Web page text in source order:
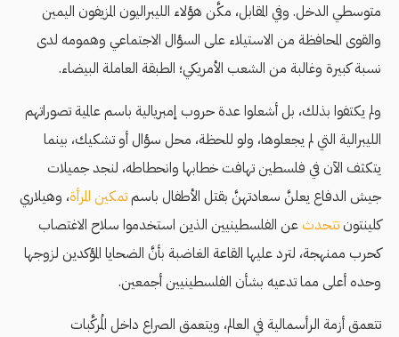
متوسطي الدخل. وفي المقابل، مكَّن هؤلاء الليبراليون المزيفون اليمين
والقوى المحافظة من الاستيلاء على السؤال الاجتماعي وهمومه لدى
نسبة كبيرة وغالبة من الشعب الأمريكي؛ الطبقة العاملة البيضاء.
ولم يكتفوا بذلك، بل أشعلوا عدة حروب إمبريالية باسم عالمية تصوراتهم
الليبرالية التي لم يجعلوها، ولو للحظة، محل سؤال أو تشكيك، بينما
يتكثف الآن في فلسطين تهافت خطابها وانحطاطه، لنجد جميلات
جيش الدفاع يعلنَّ سعادتهنَّ بقتل الأطفال باسمتمكين المرأة، وهيلاري
كلينتونتتحدث عن الفلسطينيين الذين استخدموا سلاح الاغتصاب
كحرب ممنهجة، لترد عليها القاعة الغاضبة بأنَّ الضحايا المؤكدين لزوجها
وحده أعلى مما تدعيه بشأن الفلسطينيين أجمعين.
تتعمق أزمة الرأسمالية في العالم، ويتعمق الصراع داخل المُركَّبات